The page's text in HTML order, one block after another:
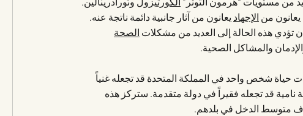
الإجهاد يعانون من آثار جانبية دائمة ناتجة عنه.
هذه الحالة إلى العديد من مشكلات الصحة
والمشاكل الصحية.
حياة شخص واحد في المملكة المتحدة قد تجعله غنياً
قد تجعله فقيراً في دولة متقدمة. ستركز هذه
متوسط الدخل في بلدهم.